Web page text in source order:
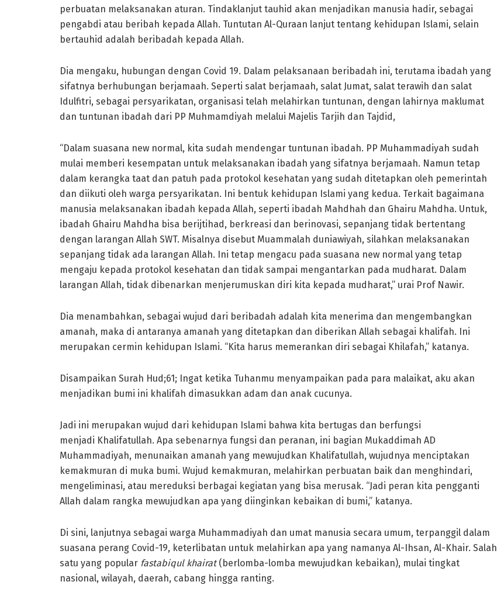
perbuatan melaksanakan aturan. Tindaklanjut tauhid akan menjadikan manusia hadir, sebagai
pengabdi atau beribah kepada Allah. Tuntutan Al-Quraan lanjut tentang kehidupan Islami, selain
bertauhid adalah beribadah kepada Allah.
Dia mengaku, hubungan dengan Covid 19. Dalam pelaksanaan beribadah ini, terutama ibadah yang
sifatnya berhubungan berjamaah. Seperti salat berjamaah, salat Jumat, salat terawih dan salat
Idulfitri, sebagai persyarikatan, organisasi telah melahirkan tuntunan, dengan lahirnya maklumat
dan tuntunan ibadah dari PP Muhmamdiyah melalui Majelis Tarjih dan Tajdid,
“Dalam suasana new normal, kita sudah mendengar tuntunan ibadah. PP Muhammadiyah sudah
mulai memberi kesempatan untuk melaksanakan ibadah yang sifatnya berjamaah. Namun tetap
dalam kerangka taat dan patuh pada protokol kesehatan yang sudah ditetapkan oleh pemerintah
dan diikuti oleh warga persyarikatan. Ini bentuk kehidupan Islami yang kedua. Terkait bagaimana
manusia melaksanakan ibadah kepada Allah, seperti ibadah Mahdhah dan Ghairu Mahdha. Untuk,
ibadah Ghairu Mahdha bisa berijtihad, berkreasi dan berinovasi, sepanjang tidak bertentang
dengan larangan Allah SWT. Misalnya disebut Muammalah duniawiyah, silahkan melaksanakan
sepanjang tidak ada larangan Allah. Ini tetap mengacu pada suasana new normal yang tetap
mengaju kepada protokol kesehatan dan tidak sampai mengantarkan pada mudharat. Dalam
larangan Allah, tidak dibenarkan menjerumuskan diri kita kepada mudharat,” urai Prof Nawir.
Dia menambahkan, sebagai wujud dari beribadah adalah kita menerima dan mengembangkan
amanah, maka di antaranya amanah yang ditetapkan dan diberikan Allah sebagai khalifah. Ini
merupakan cermin kehidupan Islami. “Kita harus memerankan diri sebagai Khilafah,” katanya.
Disampaikan Surah Hud;61; Ingat ketika Tuhanmu menyampaikan pada para malaikat, aku akan
menjadikan bumi ini khalifah dimasukkan adam dan anak cucunya.
Jadi ini merupakan wujud dari kehidupan Islami bahwa kita bertugas dan berfungsi
menjadi Khalifatullah. Apa sebenarnya fungsi dan peranan, ini bagian Mukaddimah AD
Muhammadiyah, menunaikan amanah yang mewujudkan Khalifatullah, wujudnya menciptakan
kemakmuran di muka bumi. Wujud kemakmuran, melahirkan perbuatan baik dan menghindari,
mengeliminasi, atau mereduksi berbagai kegiatan yang bisa merusak. “Jadi peran kita pengganti
Allah dalam rangka mewujudkan apa yang diinginkan kebaikan di bumi,” katanya.
Di sini, lanjutnya sebagai warga Muhammadiyah dan umat manusia secara umum, terpanggil dalam
suasana perang Covid-19, keterlibatan untuk melahirkan apa yang namanya Al-Ihsan, Al-Khair. Salah
satu yang popular fastabiqul khairat(berlomba-lomba mewujudkan kebaikan), mulai tingkat
nasional, wilayah, daerah, cabang hingga ranting.